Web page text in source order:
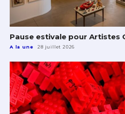
Pause estivale pour Artistes
A la une 28 juillet 2026